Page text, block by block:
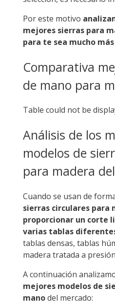
Por este motivo
mejores sierras para
para te sea mucho
Comparativa
de mano para
Table could not be
Análisis de los
modelos de
para madera
Cuando se usan de
sierras circulares para
proporcionar un corte
varias tablas
tablas densas, tablas
madera tratada a
A continuación
mejores modelos de
manodel mercado: